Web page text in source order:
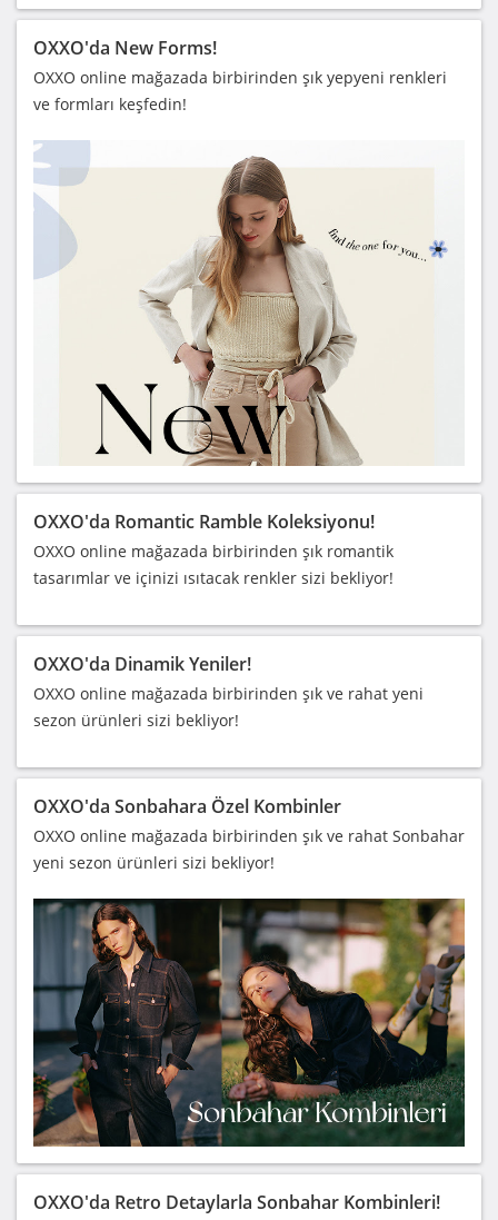
OXXO'da New Forms!
OXXO online mağazada birbirinden şık yepyeni renkleri
ve formları keşfedin!
OXXO'da Romantic Ramble Koleksiyonu!
OXXO online mağazada birbirinden şık romantik
tasarımlar ve içinizi ısıtacak renkler sizi bekliyor!
OXXO'da Dinamik Yeniler!
OXXO online mağazada birbirinden şık ve rahat yeni
sezon ürünleri sizi bekliyor!
OXXO'da Sonbahara Özel Kombinler
OXXO online mağazada birbirinden şık ve rahat Sonbahar
yeni sezon ürünleri sizi bekliyor!
OXXO'da Retro Detaylarla Sonbahar Kombinleri!